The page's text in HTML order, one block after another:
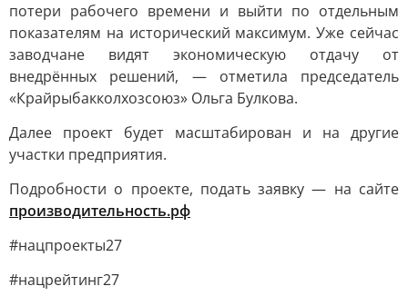
потери рабочего времени и выйти по отдельным
показателям на исторический максимум. Уже сейчас
заводчане видят экономическую отдачу от
внедрённых решений, — отметила председатель
«Крайрыбакколхозсоюз» Ольга Булкова.
Далее проект будет масштабирован и на другие
участки предприятия.
Подробности о проекте, подать заявку — на сайте
производительность.рф
#нацпроекты27
#нацрейтинг27